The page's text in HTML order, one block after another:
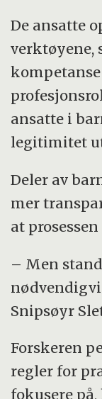
De ansatte
verktøyene,
ansatte i
legitimitet
Deler av
mer
at
– Men
Snipsøyr
Forskeren
regler for
fokusere